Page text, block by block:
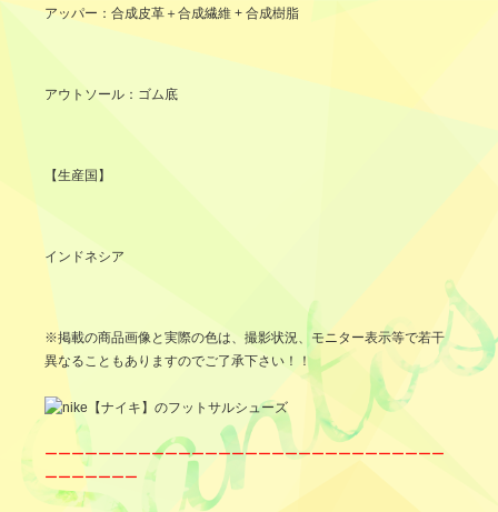
アッパー：合成皮革＋合成繊維 + 合成樹脂
アウトソール：ゴム底
【生産国】
インドネシア
※掲載の商品画像と実際の色は、撮影状況、モニター表示等で若干
異なることもありますのでご了承下さい！！
ーーーーーーーーーーーーーーーーーーーーーーーーーーーーーー
ーーーーーーー